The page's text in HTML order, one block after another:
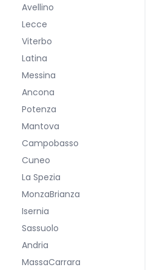
Avellino
Lecce
Viterbo
Latina
Messina
Ancona
Potenza
Mantova
Campobasso
Cuneo
La Spezia
MonzaBrianza
Isernia
Sassuolo
Andria
MassaCarrara